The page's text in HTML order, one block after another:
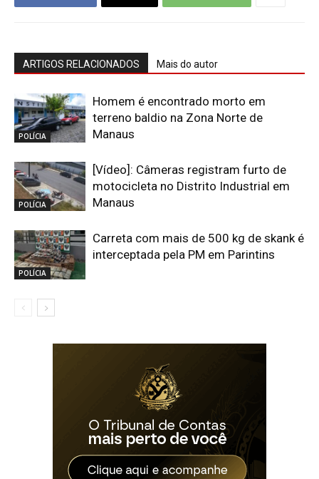
ARTIGOS RELACIONADOS Mais do autor
POLÍCIA
Homem é encontrado morto em
terreno baldio na Zona Norte de
Manaus
POLÍCIA
[Vídeo]: Câmeras registram furto de
motocicleta no Distrito Industrial em
Manaus
POLÍCIA
Carreta com mais de 500 kg de skank é
interceptada pela PM em Parintins